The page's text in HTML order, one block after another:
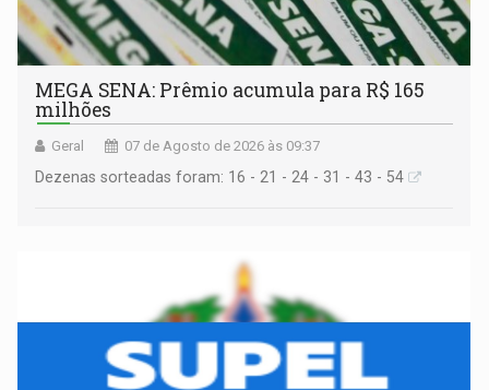
MEGA SENA: Prêmio acumula para R$ 165
milhões
Geral 07 de Agosto de 2026 às 09:37
Dezenas sorteadas foram: 16 - 21 - 24 - 31 - 43 - 54